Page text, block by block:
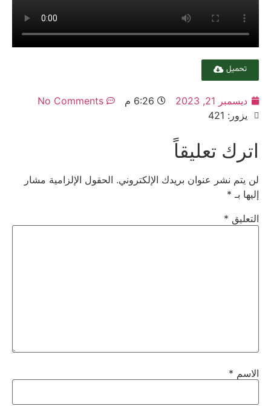
تحميل
ديسمبر 21, 2023 6:26 م
No Comments
يزور: 421
اترك تعليقاً
لن يتم نشر عنوان بريدك الإلكتروني. الحقول الإلزامية مشار
إليها بـ *
التعليق *
الاسم *